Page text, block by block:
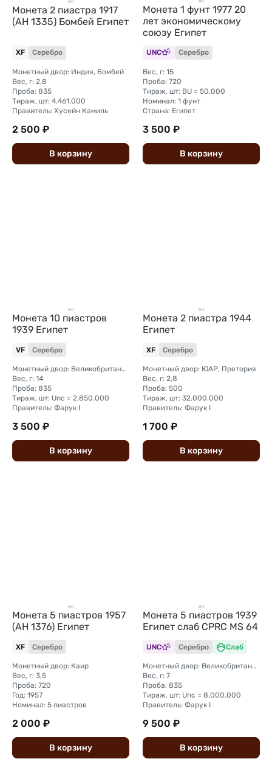
Монета 2 пиастра 1917
(AH 1335) Бомбей Египет
XF Серебро
Монетный двор: Индия, Бомбей
Вес, г: 2,8
Проба: 835
Тираж, шт: 4.461.000
Правитель: Хусейн Камиль
2 500 ₽
В корзину
Монета 1 фунт 1977 20
лет экономическому
союзу Египет
UNC Серебро
Вес, г: 15
Проба: 720
Тираж, шт: BU = 50.000
Номинал: 1 фунт
Страна: Египет
3 500 ₽
В корзину
Монета 10 пиастров
1939 Египет
VF Серебро
Монетный двор: Великобритания, Лондон
Вес, г: 14
Проба: 835
Тираж, шт: Unc = 2.850.000
Правитель: Фарук I
3 500 ₽
В корзину
Монета 2 пиастра 1944
Египет
XF Серебро
Монетный двор: ЮАР, Претория
Вес, г: 2,8
Проба: 500
Тираж, шт: 32.000.000
Правитель: Фарук I
1 700 ₽
В корзину
Монета 5 пиастров 1957
(AH 1376) Египет
XF Серебро
Монетный двор: Каир
Вес, г: 3,5
Проба: 720
Год: 1957
Номинал: 5 пиастров
2 000 ₽
В корзину
Монета 5 пиастров 1939
Египет слаб CPRC MS 64
UNC Серебро Слаб
Монетный двор: Великобритания, Лондон
Вес, г: 7
Проба: 835
Тираж, шт: Unc = 8.000.000
Правитель: Фарук I
9 500 ₽
В корзину